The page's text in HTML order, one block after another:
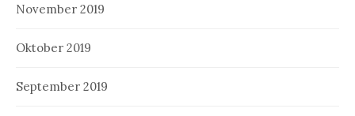
November 2019
Oktober 2019
September 2019